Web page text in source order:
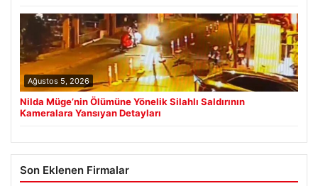
Ağustos 5, 2026
Nilda Müge’nin Ölümüne Yönelik Silahlı Saldırının
Kameralara Yansıyan Detayları
Son Eklenen Firmalar